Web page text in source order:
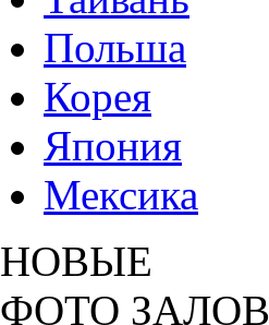
Польша
Корея
Япония
Мексика
НОВЫЕ
ФОТО ЗАЛОВ